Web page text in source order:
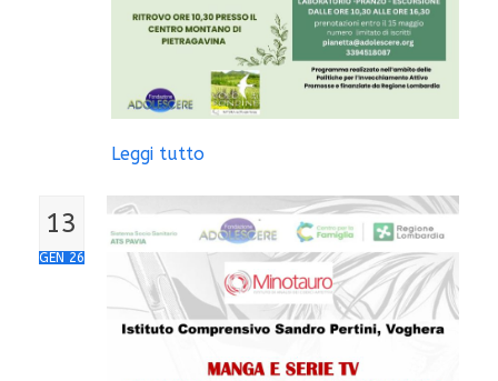
Leggi tutto
13
GEN 26